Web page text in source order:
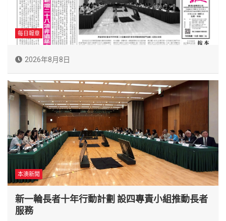
每日報章
2026年8月8日
本澳新聞
新一輪長者十年行動計劃 設四專責小組推動長者
服務